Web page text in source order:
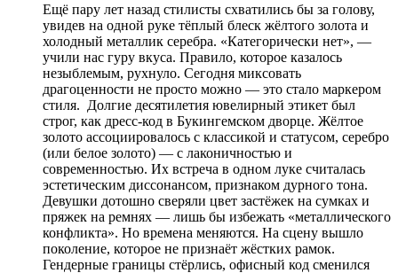
Ещё пару лет назад стилисты схватились бы за голову,
увидев на одной руке тёплый блеск жёлтого золота и
холодный металлик серебра. «Категорически нет», —
учили нас гуру вкуса. Правило, которое казалось
незыблемым, рухнуло. Сегодня миксовать
драгоценности не просто можно — это стало маркером
стиля. Долгие десятилетия ювелирный этикет был
строг, как дресс-код в Букингемском дворце. Жёлтое
золото ассоциировалось с классикой и статусом, серебро
(или белое золото) — с лаконичностью и
современностью. Их встреча в одном луке считалась
эстетическим диссонансом, признаком дурного тона.
Девушки дотошно сверяли цвет застёжек на сумках и
пряжек на ремнях — лишь бы избежать «металлического
конфликта». Но времена меняются. На сцену вышло
поколение, которое не признаёт жёстких рамок.
Гендерные границы стёрлись, офисный код сменился